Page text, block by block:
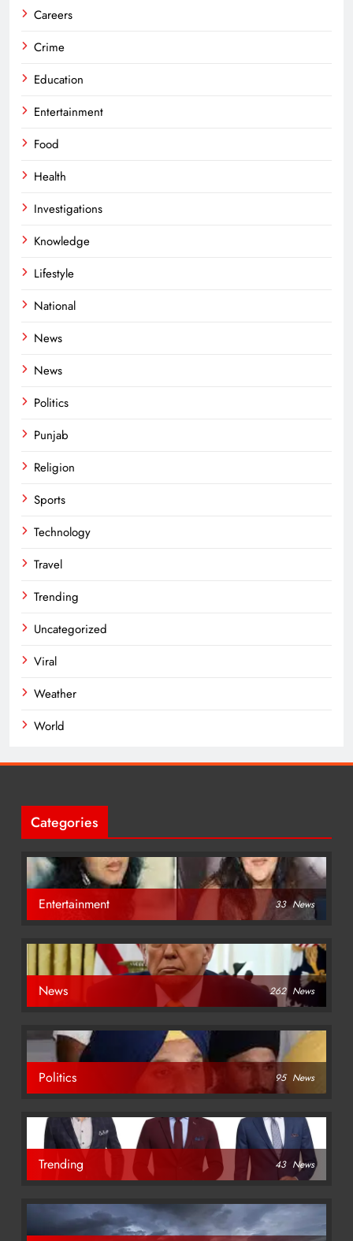
Careers
Crime
Education
Entertainment
Food
Health
Investigations
Knowledge
Lifestyle
National
News
News
Politics
Punjab
Religion
Sports
Technology
Travel
Trending
Uncategorized
Viral
Weather
World
Categories
Entertainment 33 News
News 262 News
Politics 95 News
Trending 43 News